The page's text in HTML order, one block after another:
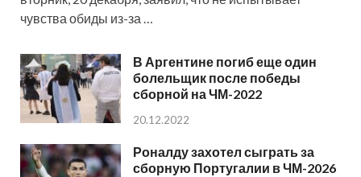
чувства обиды из-за …
В Аргентине погиб еще один
болельщик после победы
сборной на ЧМ-2022
20.12.2022
Роналду захотел сыграть за
сборную Португалии в ЧМ-2026